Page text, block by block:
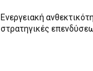
Ενεργειακή
στρατηγικές